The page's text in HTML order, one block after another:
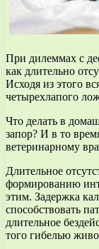
При дилеммах с
как длительно
Исходя из этого
четырехлапого
Что делать в
запор? И в то
ветеринарному
Длительное
формированию
этим. Задержка
способствовать
длительное
того гибелью